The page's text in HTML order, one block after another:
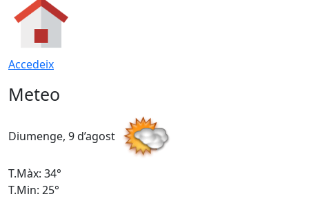
Accedeix
Meteo
Diumenge, 9 d’agost
T.Màx: 34°
T.Min: 25°